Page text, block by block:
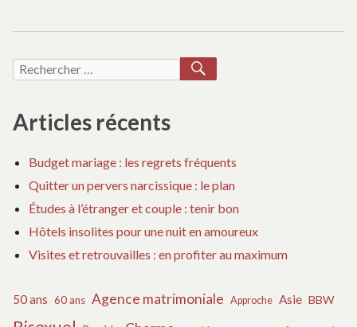
Recherche
Articles récents
Budget mariage : les regrets fréquents
Quitter un pervers narcissique : le plan
Études à l’étranger et couple : tenir bon
Hôtels insolites pour une nuit en amoureux
Visites et retrouvailles : en profiter au maximum
50 ans 60 ans Agence matrimoniale Approche Asie BBW